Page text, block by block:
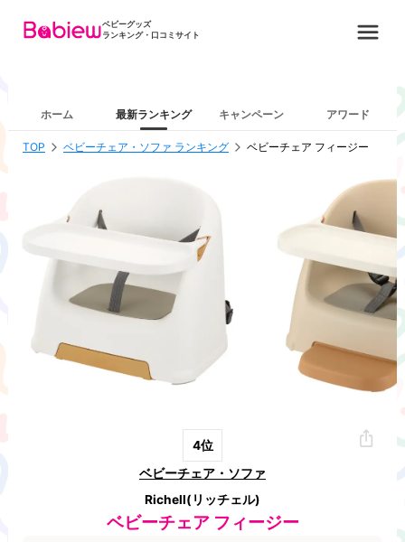
ベビーグッズ
ランキング・口コミサイト
ホーム 最新ランキング キャンペーン アワード
TOP ベビーチェア・ソファ ランキング ベビーチェア フィージー
4位
ベビーチェア・ソファ
Richell(リッチェル)
ベビーチェア フィージー